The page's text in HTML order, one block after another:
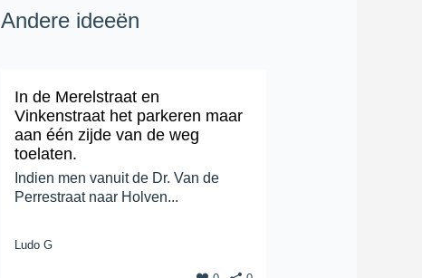
Andere ideeën
In de Merelstraat en
Vinkenstraat het parkeren maar
aan één zijde van de weg
toelaten.
Indien men vanuit de Dr. Van de
Perrestraat naar Holven...
Ludo G